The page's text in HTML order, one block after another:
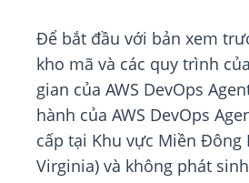
Để bắt đầu với bản xem
kho mã và các quy trình
gian của AWS DevOps
hành của AWS DevOps
cấp tại Khu vực Miền Đông
Virginia) và không phát